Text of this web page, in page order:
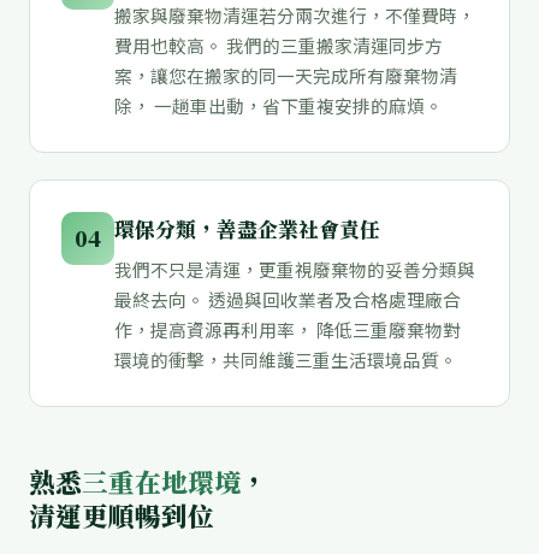
搬家與廢棄物清運若分兩次進行，不僅費時，
費用也較高。 我們的三重搬家清運同步方
案，讓您在搬家的同一天完成所有廢棄物清
除， 一趟車出動，省下重複安排的麻煩。
04 環保分類，善盡企業社會責任
我們不只是清運，更重視廢棄物的妥善分類與
最終去向。 透過與回收業者及合格處理廠合
作，提高資源再利用率， 降低三重廢棄物對
環境的衝擊，共同維護三重生活環境品質。
熟悉三重在地環境 ，
清運更順暢到位